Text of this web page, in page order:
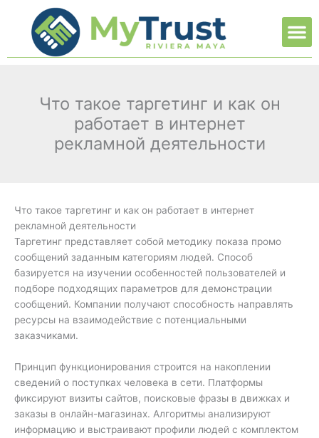
contenido
Что такое таргетинг и как он
работает в интернет
рекламной деятельности
Что такое таргетинг и как он работает в интернет
рекламной деятельности
Таргетинг представляет собой методику показа промо
сообщений заданным категориям людей. Способ
базируется на изучении особенностей пользователей и
подборе подходящих параметров для демонстрации
сообщений. Компании получают способность направлять
ресурсы на взаимодействие с потенциальными
заказчиками.
Принцип функционирования строится на накоплении
сведений о поступках человека в сети. Платформы
фиксируют визиты сайтов, поисковые фразы в движках и
заказы в онлайн-магазинах. Алгоритмы анализируют
информацию и выстраивают профили людей с комплектом